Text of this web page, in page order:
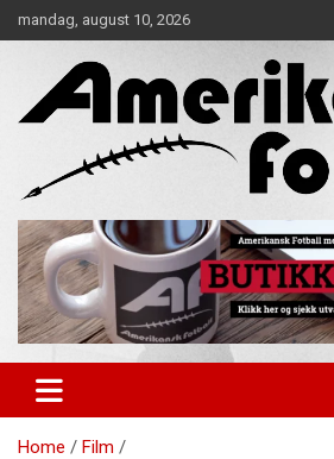
to
mandag, august 10, 2026
Amerikansk Fotball
Home
Film